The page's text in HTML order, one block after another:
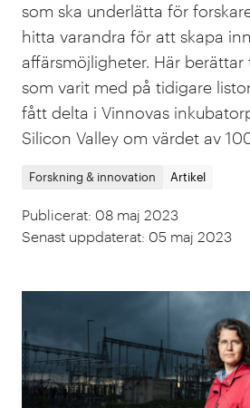
som ska underlätta för
hitta varandra för att skapa
affärsmöjligheter. Här berättar
som varit med på tidigare
fått delta i Vinnovas
Silicon Valley om värdet av
Forskning & innovation Artikel
Publicerat: 08 maj 2023
Senast uppdaterat: 05 maj 2023